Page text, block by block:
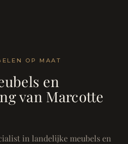
OP MAAT
en
van Marcotte
in landelijke meubels en